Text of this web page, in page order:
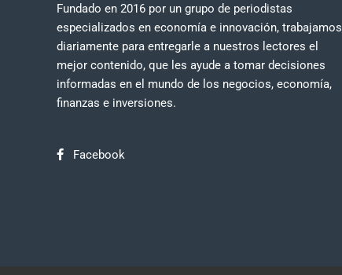
Fundado en 2016 por un grupo de periodistas
especializados en economía e innovación, trabajamos
diariamente para entregarle a nuestros lectores el
mejor contenido, que les ayude a tomar decisiones
informadas en el mundo de los negocios, economía,
finanzas e inversiones.
Facebook